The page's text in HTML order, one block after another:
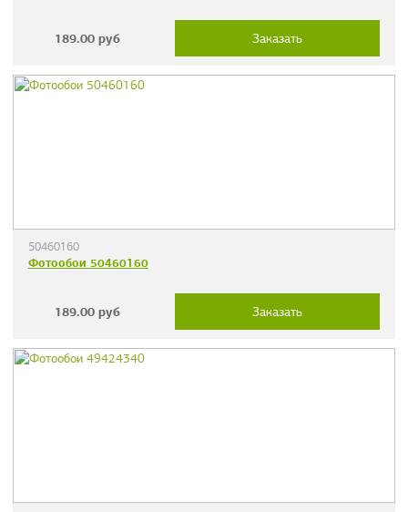
189.00 руб Заказать
50460160
Фотообои 50460160
189.00 руб Заказать